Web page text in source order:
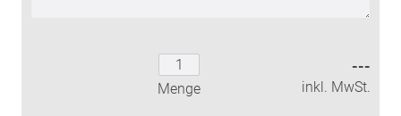
Menge
---
inkl. MwSt.